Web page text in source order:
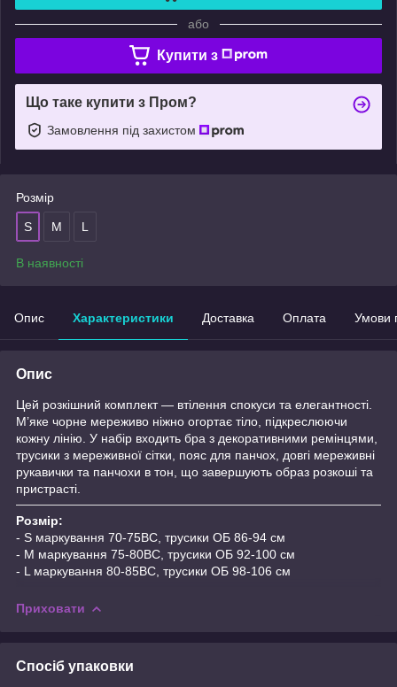
або
Купити з
Що таке купити з Пром?
Замовлення під захистом
Розмір
S M L
В наявності
Опис Характеристики Доставка Оплата Умови
Опис
Цей розкішний комплект — втілення спокуси та елегантності.
М’яке чорне мереживо ніжно огортає тіло, підкреслюючи
кожну лінію. У набір входить бра з декоративними ремінцями,
трусики з мереживної сітки, пояс для панчох, довгі мереживні
рукавички та панчохи в тон, що завершують образ розкоші та
пристрасті.
Розмір:
- S маркування 70-75ВС, трусики ОБ 86-94 см
- M маркування 75-80ВС, трусики ОБ 92-100 см
- L маркування 80-85BC, трусики ОБ 98-106 см
Приховати
Спосіб упаковки